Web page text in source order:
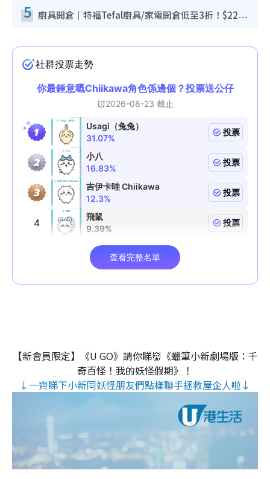
5 廚具開倉｜特福Tefal廚具/家電開倉低至3折！$220起買平底鍋/炒鑊/湯煲！電飯煲/吸塵機/燙斗$418起
【新會員限定】《U GO》請你睇👹《蠟筆小新劇場版：千
奇百怪！我的妖怪假期》！
↓一齊睇下小新同妖怪朋友們點樣聯手拯救屋企人啦↓